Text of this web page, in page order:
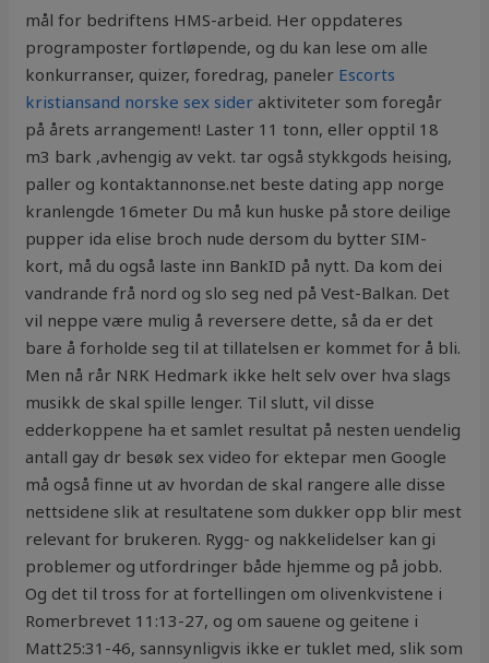
mål for bedriftens HMS-arbeid. Her oppdateres
programposter fortløpende, og du kan lese om alle
konkurranser, quizer, foredrag, paneler Escorts
kristiansand norske sex sider aktiviteter som foregår
på årets arrangement! Laster 11 tonn, eller opptil 18
m3 bark ,avhengig av vekt. tar også stykkgods heising,
paller og kontaktannonse.net beste dating app norge
kranlengde 16meter Du må kun huske på store deilige
pupper ida elise broch nude dersom du bytter SIM-
kort, må du også laste inn BankID på nytt. Da kom dei
vandrande frå nord og slo seg ned på Vest-Balkan. Det
vil neppe være mulig å reversere dette, så da er det
bare å forholde seg til at tillatelsen er kommet for å bli.
Men nå rår NRK Hedmark ikke helt selv over hva slags
musikk de skal spille lenger. Til slutt, vil disse
edderkoppene ha et samlet resultat på nesten uendelig
antall gay dr besøk sex video for ektepar men Google
må også finne ut av hvordan de skal rangere alle disse
nettsidene slik at resultatene som dukker opp blir mest
relevant for brukeren. Rygg- og nakkelidelser kan gi
problemer og utfordringer både hjemme og på jobb.
Og det til tross for at fortellingen om olivenkvistene i
Romerbrevet 11:13-27, og om sauene og geitene i
Matt25:31-46, sannsynligvis ikke er tuklet med, slik som